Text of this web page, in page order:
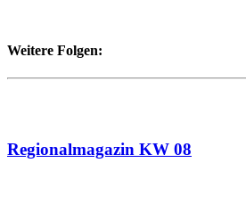
Weitere Folgen:
Regionalmagazin KW 08